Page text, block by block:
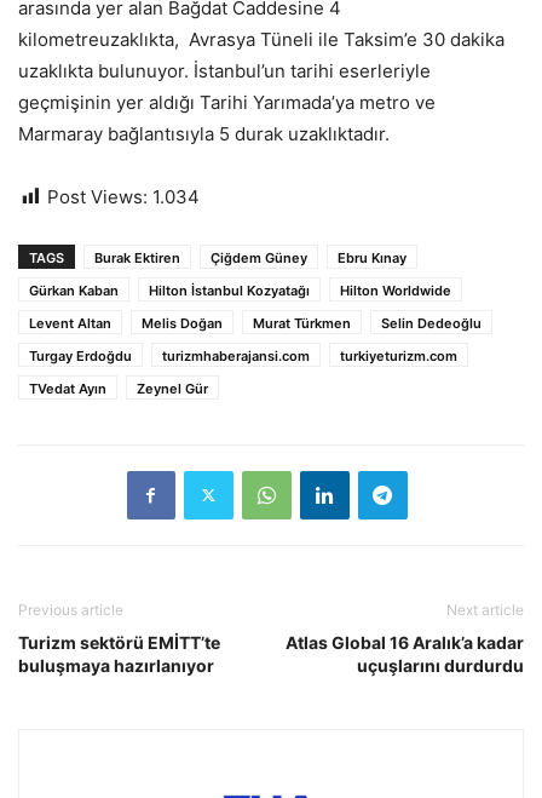
arasında yer alan Bağdat Caddesine 4
kilometreuzaklıkta, Avrasya Tüneli ile Taksim’e 30 dakika
uzaklıkta bulunuyor. İstanbul’un tarihi eserleriyle
geçmişinin yer aldığı Tarihi Yarımada’ya metro ve
Marmaray bağlantısıyla 5 durak uzaklıktadır.
Post Views: 1.034
TAGS Burak Ektiren Çiğdem Güney
Ebru Kınay
Gürkan Kaban
Hilton İstanbul Kozyatağı
Hilton Worldwide
Levent Altan
Melis Doğan Murat Türkmen
Selin Dedeoğlu
Turgay Erdoğdu
turizmhaberajansi.com
turkiyeturizm.com
TVedat Ayın
Zeynel Gür
Previous article
Turizm sektörü EMİTT’te
buluşmaya hazırlanıyor
Next article
Atlas Global 16 Aralık’a kadar
uçuşlarını durdurdu